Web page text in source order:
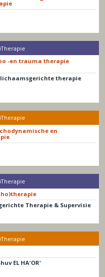
-en trauma therapie
therapie
en
Therapie & Supervisie
EL HA'OR'